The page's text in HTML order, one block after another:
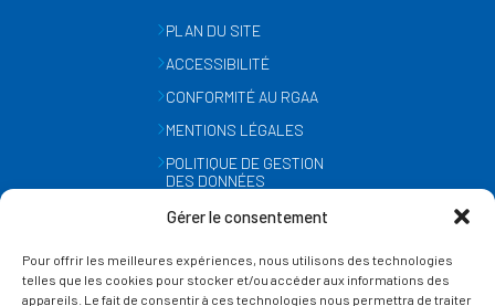
Gérer le consentement
Pour offrir les meilleures expériences, nous utilisons des technologies
telles que les cookies pour stocker et/ou accéder aux informations des
appareils. Le fait de consentir à ces technologies nous permettra de traiter
ÉTABLISSEMENTS SCOLAIRES
Ecole élémentaire Pié d'Autry
Traverse de Pié d'Autry
13190 Allauch
PLAN DU SITE
ACCESSIBILITÉ
CONFORMITÉ AU RGAA
MENTIONS LÉGALES
POLITIQUE DE GESTION
DES DONNÉES
GESTION DES COOKIES